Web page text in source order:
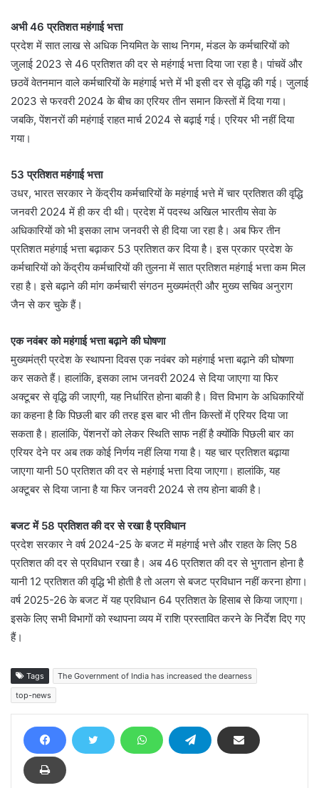
अभी 46 प्रतिशत महंगाई भत्ता
प्रदेश में सात लाख से अधिक नियमित के साथ निगम, मंडल के कर्मचारियों को
जुलाई 2023 से 46 प्रतिशत की दर से महंगाई भत्ता दिया जा रहा है। पांचवें और
छठवें वेतनमान वाले कर्मचारियों के महंगाई भत्ते में भी इसी दर से वृद्धि की गई। जुलाई
2023 से फरवरी 2024 के बीच का एरियर तीन समान किस्तों में दिया गया।
जबकि, पेंशनरों की महंगाई राहत मार्च 2024 से बढ़ाई गई। एरियर भी नहीं दिया
गया।
53 प्रतिशत महंगाई भत्ता
उधर, भारत सरकार ने केंद्रीय कर्मचारियों के महंगाई भत्ते में चार प्रतिशत की वृद्धि
जनवरी 2024 में ही कर दी थी। प्रदेश में पदस्थ अखिल भारतीय सेवा के
अधिकारियों को भी इसका लाभ जनवरी से ही दिया जा रहा है। अब फिर तीन
प्रतिशत महंगाई भत्ता बढ़ाकर 53 प्रतिशत कर दिया है। इस प्रकार प्रदेश के
कर्मचारियों को केंद्रीय कर्मचारियों की तुलना में सात प्रतिशत महंगाई भत्ता कम मिल
रहा है। इसे बढ़ाने की मांग कर्मचारी संगठन मुख्यमंत्री और मुख्य सचिव अनुराग
जैन से कर चुके हैं।
एक नवंबर को महंगाई भत्ता बढ़ाने की घोषणा
मुख्यमंत्री प्रदेश के स्थापना दिवस एक नवंबर को महंगाई भत्ता बढ़ाने की घोषणा
कर सकते हैं। हालांकि, इसका लाभ जनवरी 2024 से दिया जाएगा या फिर
अक्टूबर से वृद्धि की जाएगी, यह निर्धारित होना बाकी है। वित्त विभाग के अधिकारियों
का कहना है कि पिछली बार की तरह इस बार भी तीन किस्तों में एरियर दिया जा
सकता है। हालांकि, पेंशनरों को लेकर स्थिति साफ नहीं है क्योंकि पिछली बार का
एरियर देने पर अब तक कोई निर्णय नहीं लिया गया है। यह चार प्रतिशत बढ़ाया
जाएगा यानी 50 प्रतिशत की दर से महंगाई भत्ता दिया जाएगा। हालांकि, यह
अक्टूबर से दिया जाना है या फिर जनवरी 2024 से तय हाेना बाकी है।
बजट में 58 प्रतिशत की दर से रखा है प्रविधान
प्रदेश सरकार ने वर्ष 2024-25 के बजट में महंगाई भत्ते और राहत के लिए 58
प्रतिशत की दर से प्रविधान रखा है। अब 46 प्रतिशत की दर से भुगतान होना है
यानी 12 प्रतिशत की वृद्धि भी होती है तो अलग से बजट प्रविधान नहीं करना होगा।
वर्ष 2025-26 के बजट में यह प्रविधान 64 प्रतिशत के हिसाब से किया जाएगा।
इसके लिए सभी विभागों को स्थापना व्यय में राशि प्रस्तावित करने के निर्देश दिए गए
हैं।
Tags
The Government of India has increased the dearness
top-news